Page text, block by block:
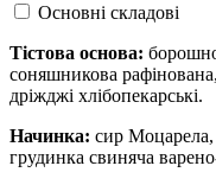
Основні складові
Тістова основа:
соняшникова
дріжджі хлібопекарські.
Начинка: сир Моцарела,
грудинка свиняча